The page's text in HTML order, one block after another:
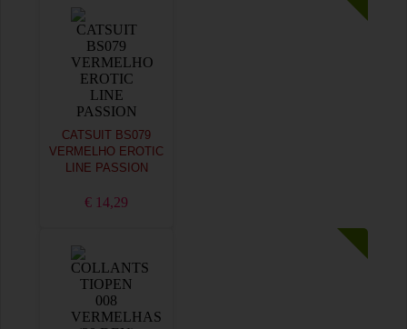
CATSUIT BS079
VERMELHO EROTIC
LINE PASSION
€ 14,29